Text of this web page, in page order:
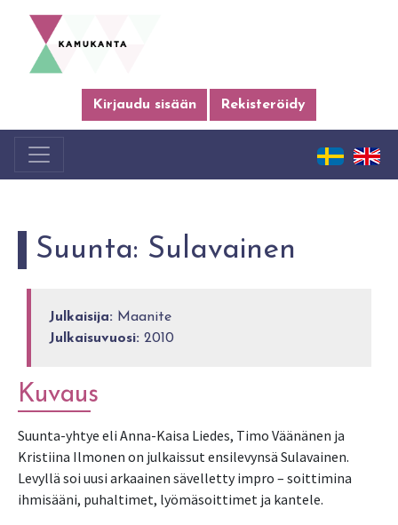
Kirjaudu sisään Rekisteröidy
Suunta: Sulavainen
Julkaisija: Maanite
Julkaisuvuosi: 2010
Kuvaus
Suunta-yhtye eli Anna-Kaisa Liedes, Timo Väänänen ja
Kristiina Ilmonen on julkaissut ensilevynsä Sulavainen.
Levyllä soi uusi arkaainen sävelletty impro – soittimina
ihmisääni, puhaltimet, lyömäsoittimet ja kantele.